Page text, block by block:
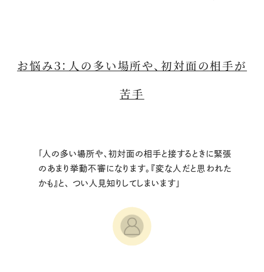
お悩み３：人の多い場所や、初対面の相手が
苦手
「人の多い場所や、初対面の相手と接するときに緊張
のあまり挙動不審になります。『変な人だと思われた
かも』と、 つい人見知りしてしまいます」